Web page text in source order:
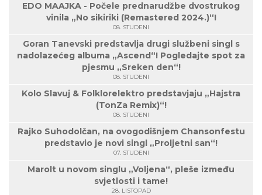
EDO MAAJKA - Počele prednarudžbe dvostrukog
vinila „No sikiriki (Remastered 2024.)“!
08. STUDENI
Goran Tanevski predstavlja drugi službeni singl s
nadolazećeg albuma „Ascend“! Pogledajte spot za
pjesmu „Sreken den“!
08. STUDENI
Kolo Slavuj & Folklorelektro predstavjaju „Hajstra
(TonZa Remix)“!
08. STUDENI
Rajko Suhodolčan, na ovogodišnjem Chansonfestu
predstavio je novi singl „Proljetni san“!
07. STUDENI
Marolt u novom singlu „Voljena“, pleše između
svjetlosti i tame!
28. LISTOPAD